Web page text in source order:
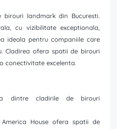
birouri landmark din Bucuresti.
cu vizibilitate exceptionala,
ideala pentru companiile care
Cladirea ofera spatii de birouri
conectivitate excelenta.
dintre cladirile de birouri
House ofera spatii de